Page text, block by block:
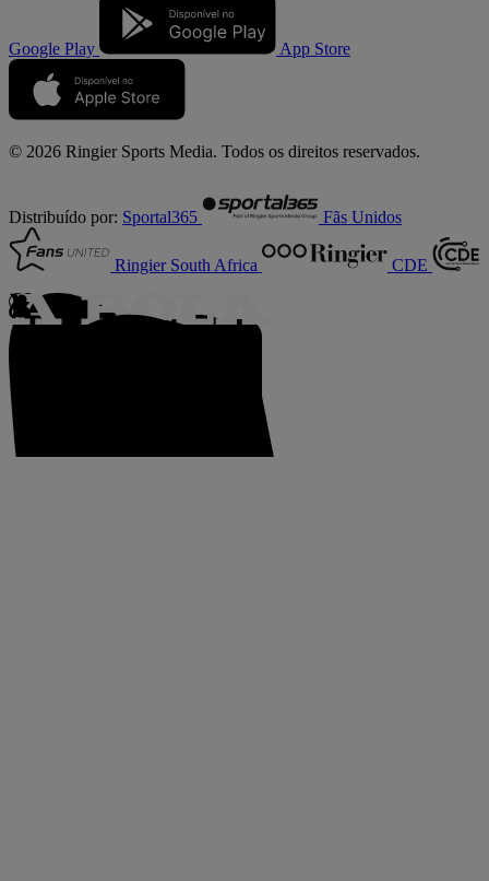
Google Play App Store
© 2026 Ringier Sports Media. Todos os direitos reservados.
Distribuído por: Sportal365 Fãs Unidos
Ringier South Africa CDE